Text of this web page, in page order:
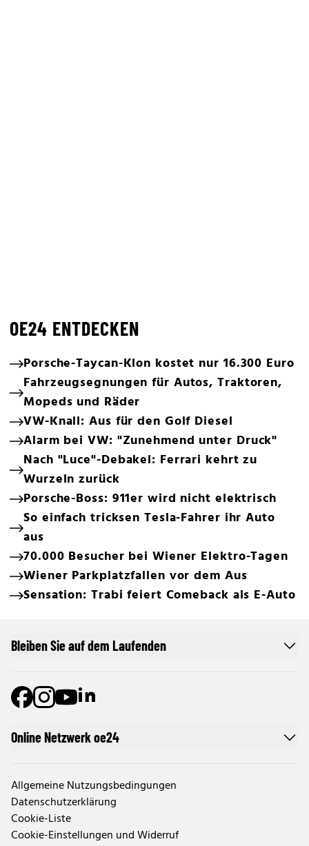
OE24 ENTDECKEN
Porsche-Taycan-Klon kostet nur 16.300 Euro
Fahrzeugsegnungen für Autos, Traktoren,
Mopeds und Räder
VW-Knall: Aus für den Golf Diesel
Alarm bei VW: "Zunehmend unter Druck"
Nach "Luce"-Debakel: Ferrari kehrt zu
Wurzeln zurück
Porsche-Boss: 911er wird nicht elektrisch
So einfach tricksen Tesla-Fahrer ihr Auto
aus
70.000 Besucher bei Wiener Elektro-Tagen
Wiener Parkplatzfallen vor dem Aus
Sensation: Trabi feiert Comeback als E-Auto
Online Netzwerk oe24
Allgemeine Nutzungsbedingungen
Datenschutzerklärung
Cookie-Liste
Cookie-Einstellungen und Widerruf
Bleiben Sie auf dem Laufenden